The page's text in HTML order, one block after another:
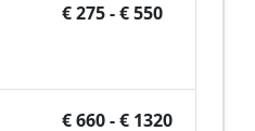
€ 275 - € 550
€ 660 - € 1320